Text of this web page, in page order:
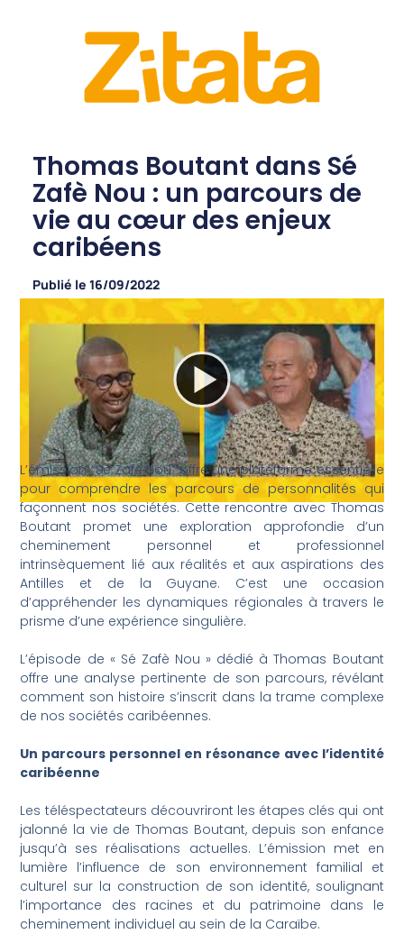
Thomas Boutant dans Sé
Zafè Nou : un parcours de
vie au cœur des enjeux
caribéens
Publié le 16/09/2022
L’émission “Sé Zafè Nou” offre une plateforme essentielle
pour comprendre les parcours de personnalités qui
façonnent nos sociétés. Cette rencontre avec Thomas
Boutant promet une exploration approfondie d’un
cheminement personnel et professionnel
intrinsèquement lié aux réalités et aux aspirations des
Antilles et de la Guyane. C’est une occasion
d’appréhender les dynamiques régionales à travers le
prisme d’une expérience singulière.
L’épisode de « Sé Zafè Nou » dédié à Thomas Boutant
offre une analyse pertinente de son parcours, révélant
comment son histoire s’inscrit dans la trame complexe
de nos sociétés caribéennes.
Un parcours personnel en résonance avec l’identité
caribéenne
Les téléspectateurs découvriront les étapes clés qui ont
jalonné la vie de Thomas Boutant, depuis son enfance
jusqu’à ses réalisations actuelles. L’émission met en
lumière l’influence de son environnement familial et
culturel sur la construction de son identité, soulignant
l’importance des racines et du patrimoine dans le
cheminement individuel au sein de la Caraïbe.